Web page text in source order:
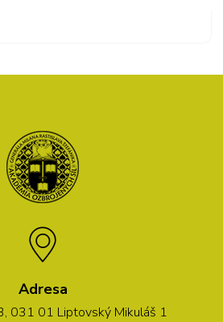
Adresa
031 01 Liptovský Mikuláš 1